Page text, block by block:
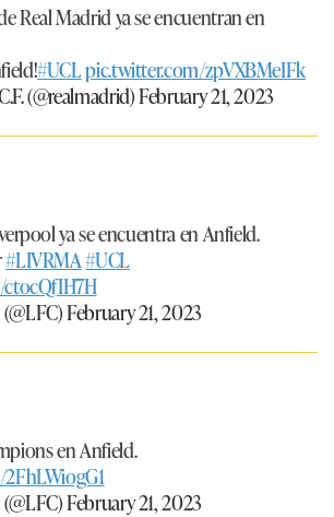
Real Madrid ya se encuentran en
#UCLpic.twitter.com/zpVXBMeIFk
(@realmadrid)February 21, 2023
ya se encuentra en Anfield.
#LIVRMA#UCL
February 21, 2023
en Anfield.
February 21, 2023